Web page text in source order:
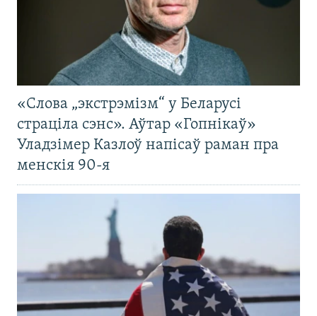
«Слова „экстрэмізм“ у Беларусі
страціла сэнс». Аўтар «Гопнікаў»
Уладзімер Казлоў напісаў раман пра
менскія 90-я